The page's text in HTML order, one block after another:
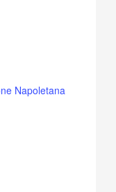
Napoletana